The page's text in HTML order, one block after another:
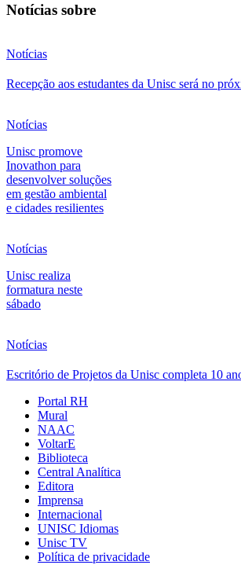
Notícias sobre
Notícias
Recepção aos estudantes da Unisc será no
Notícias
Unisc promove
Inovathon para
desenvolver soluções
em gestão ambiental
e cidades resilientes
Notícias
Unisc realiza
formatura neste
sábado
Notícias
Escritório de Projetos da Unisc completa 10
Portal RH
Mural
NAAC
VoltarE
Biblioteca
Central Analítica
Editora
Imprensa
Internacional
UNISC Idiomas
Unisc TV
Política de privacidade